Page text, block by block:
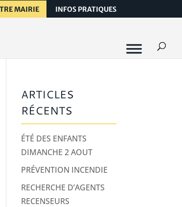
MAIRIE INFOS PRATIQUES
ARTICLES
RÉCENTS
ÉTÉ DES ENFANTS
DIMANCHE 2 AOUT
PRÉVENTION INCENDIE
RECHERCHE D’AGENTS
RECENSEURS